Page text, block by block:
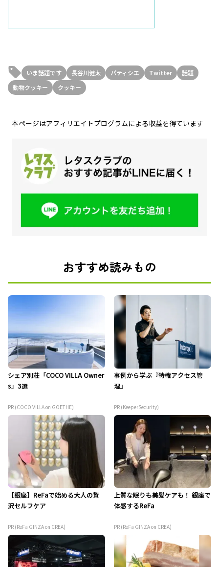
いま話題です 長谷川健太 パティシエ Twitter
話題
動物クッキー
クッキー
本ページはアフィリエイトプログラムによる収益を得ています
おすすめ読みもの
シェア別荘「COCO VILLA Owner
s」3選
PR (COCO VILLA on GOETHE)
事例から学ぶ『特権アクセス管
理』
PR (KeeperSecurity)
【銀座】ReFaで始める大人の贅
沢セルフケア
PR (ReFa GINZA on CREA)
上質な眠りも美髪ケアも！ 銀座で
体感するReFa
PR (ReFa GINZA on CREA)